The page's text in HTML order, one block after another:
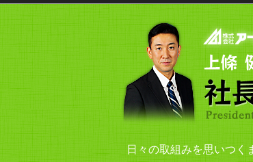
日々の取組みを思いつく